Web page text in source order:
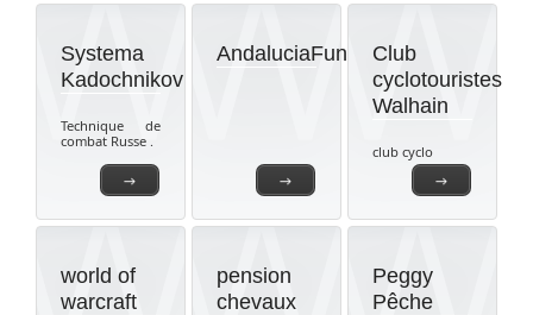
→
Systema
Kadochnikov
Technique de
combat Russe .
→
AndaluciaFunTeam
→
Club
cyclotouristes
Walhain
club cyclo
world of
warcraft
pension
chevaux
Peggy
Pêche